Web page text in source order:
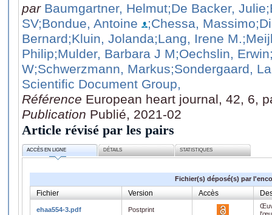
par Baumgartner, Helmut;De Backer, Julie
SV;Bondue, Antoine ;Chessa, Massimo
Bernard;Kluin, Jolanda;Lang, Irene M.
Philip;Mulder, Barbara J M;Oechslin, Erwin
W;Schwerzmann, Markus;Sondergaard,
Scientific Document Group,
Référence European heart journal, 42, 6,
Publication Publié, 2021-02
Article révisé par les pairs
ACCÈS EN LIGNE DÉTAILS STATISTIQUES
Fichier(s) déposé(s) par
Fichier Version Accès
ehaa554-3.pdf Postprint